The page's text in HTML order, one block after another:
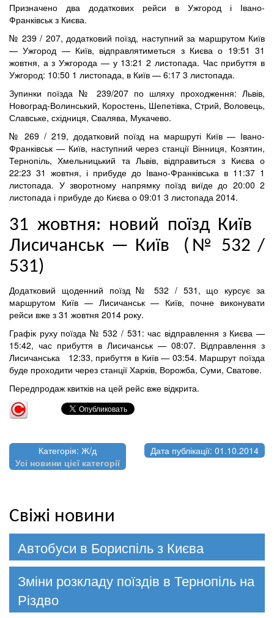
Призначено два додаткових рейси в Ужгород і Івано-
Франківськ з Києва.
№ 239 / 207, додатковий поїзд, наступний за маршрутом Київ
— Ужгород — Київ, відправлятиметься з Києва о 19:51 31
жовтня, а з Ужгорода — у 13:21 2 листопада. Час прибуття в
Ужгород: 10:50 1 листопада, в Київ — 6:17 3 листопада.
Зупинки поїзда № 239/207 по шляху проходження: Львів,
Новоград-Волинський, Коростень, Шепетівка, Стрий, Воловець,
Славське, східниця, Свалява, Мукачево.
№ 269 / 219, додатковий поїзд на маршруті Київ — Івано-
Франківськ — Київ, наступний через станції Вінниця, Козятин,
Тернопіль, Хмельницький та Львів, відправиться з Києва о
22:23 31 жовтня, і прибуде до Івано-Франківська в 11:37 1
листопада. У зворотному напрямку поїзд виїде до 20:00 2
листопада і прибуде до Києва о 09:01 3 листопада 2014.
31 жовтня: новий поїзд Київ
Лисичанськ — Київ (№ 532 /
531)
Додатковий щоденний поїзд № 532 / 531, що курсує за
маршрутом Київ — Лисичанськ — Київ, почне виконувати
рейси вже з 31 жовтня 2014 року.
Графік руху поїзда № 532 / 531: час відправлення з Києва —
15:42, час прибуття в Лисичанськ — 08:07. Відправлення з
Лисичанська 12:33, прибуття в Київ — 03:54. Маршрут поїзда
буде проходити через станції Харків, Ворожба, Суми, Сватове.
Передпродаж квитків на цей рейс вже відкрита.
Категорія: Ж/д
Усі новини цієї категорії
Дата публікації: 01.10.2014
Свіжі новини
Автобуси в Бориспіль з Києва
Зміни розкладу поїздів в Тернопіль на
Різдво